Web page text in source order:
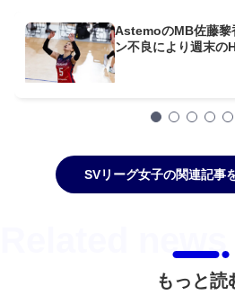
AstemoのMB佐藤黎
ン不良により週末の
SVリーグ女子の関連記事
もっと読